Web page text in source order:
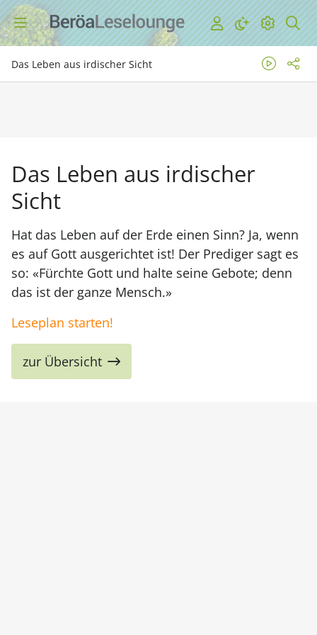
Das Leben aus irdischer Sicht
Das Leben aus irdischer
Sicht
Hat das Leben auf der Erde einen Sinn? Ja, wenn
es auf Gott ausgerichtet ist! Der Prediger sagt es
so: «Fürchte Gott und halte seine Gebote; denn
das ist der ganze Mensch.»
Leseplan starten!
zur Übersicht